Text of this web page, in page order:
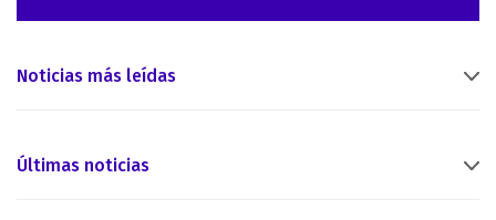
Noticias más leídas
Últimas noticias